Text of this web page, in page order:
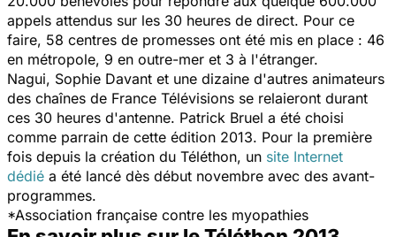
appels attendus sur les 30 heures de direct. Pour ce
faire, 58 centres de promesses ont été mis en place : 46
en métropole, 9 en outre-mer et 3 à l'étranger.
Nagui, Sophie Davant et une dizaine d'autres animateurs
des chaînes de France Télévisions se relaieront durant
ces 30 heures d'antenne. Patrick Bruel a été choisi
comme parrain de cette édition 2013. Pour la première
fois depuis la création du Téléthon, un site Internet
dédié a été lancé dès début novembre avec des avant-
programmes.
*Association française contre les myopathies